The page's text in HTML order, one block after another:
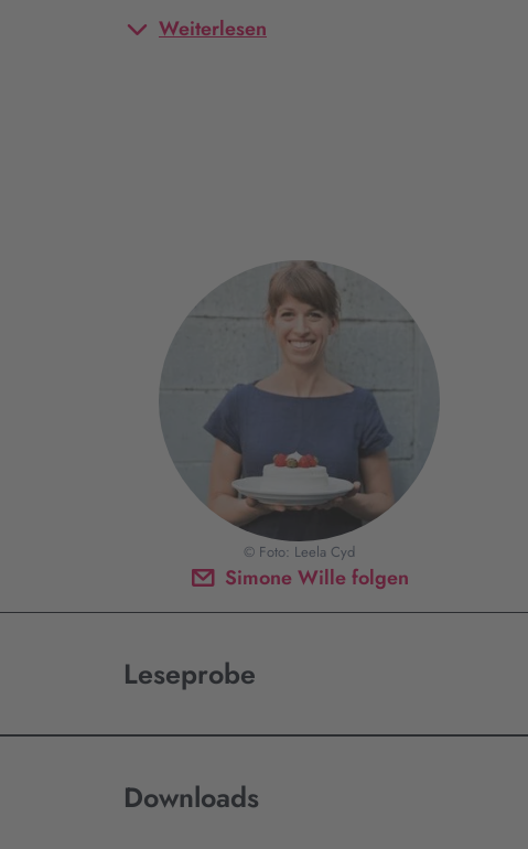
Weiterlesen
Simone Wille folgen
© Foto: Leela Cyd
Leseprobe
Downloads